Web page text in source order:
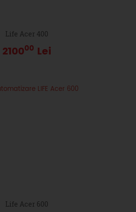
Life Acer 400
210000 Lei
Life Acer 600